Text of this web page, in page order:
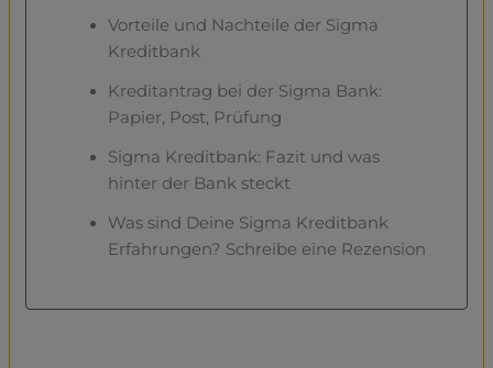
Vorteile und Nachteile der Sigma
Kreditbank
Kreditantrag bei der Sigma Bank:
Papier, Post, Prüfung
Sigma Kreditbank: Fazit und was
hinter der Bank steckt
Was sind Deine Sigma Kreditbank
Erfahrungen? Schreibe eine Rezension